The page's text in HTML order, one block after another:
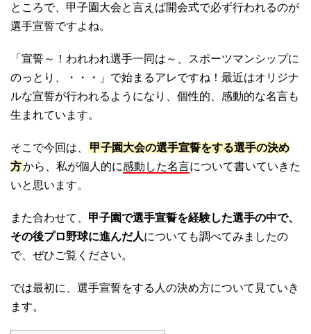
ところで、甲子園大会と言えば開会式で必ず行われるのが
選手宣誓ですよね。
「宣誓～！われわれ選手一同は～、スポーツマンシップに
のっとり、・・・」で始まるアレですね！最近はオリジナ
ルな宣誓が行われるようになり、個性的、感動的な名言も
生まれています。
そこで今回は、
甲子園大会の選手宣誓をする選手の決め
方から、私が個人的に感動した名言について書いていきた
いと思います。
また合わせて、 甲子園で選手宣誓を経験した選手の中で、
その後プロ野球に進んだ人についても調べてみましたの
で、ぜひご覧ください。
では最初に、選手宣誓をする人の決め方について見ていき
ます。